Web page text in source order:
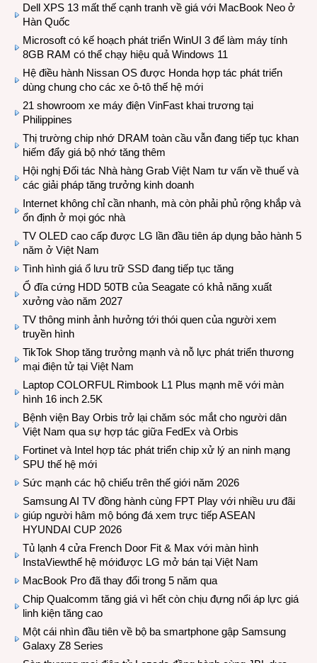
Dell XPS 13 mất thế cạnh tranh về giá với MacBook Neo ở
Hàn Quốc
Microsoft có kế hoạch phát triển WinUI 3 để làm máy tính
8GB RAM có thể chạy hiệu quả Windows 11
Hệ điều hành Nissan OS được Honda hợp tác phát triển
dùng chung cho các xe ô-tô thế hệ mới
21 showroom xe máy điện VinFast khai trương tại
Philippines
Thị trường chip nhớ DRAM toàn cầu vẫn đang tiếp tục khan
hiếm đẩy giá bộ nhớ tăng thêm
Hội nghị Đối tác Nhà hàng Grab Việt Nam tư vấn về thuế và
các giải pháp tăng trưởng kinh doanh
Internet không chỉ cần nhanh, mà còn phải phủ rộng khắp và
ổn định ở mọi góc nhà
TV OLED cao cấp được LG lần đầu tiên áp dụng bảo hành 5
năm ở Việt Nam
Tình hình giá ổ lưu trữ SSD đang tiếp tục tăng
Ổ đĩa cứng HDD 50TB của Seagate có khả năng xuất
xưởng vào năm 2027
TV thông minh ảnh hưởng tới thói quen của người xem
truyền hình
TikTok Shop tăng trưởng mạnh và nỗ lực phát triển thương
mại điện tử tại Việt Nam
Laptop COLORFUL Rimbook L1 Plus mạnh mẽ với màn
hình 16 inch 2.5K
Bệnh viện Bay Orbis trở lại chăm sóc mắt cho người dân
Việt Nam qua sự hợp tác giữa FedEx và Orbis
Fortinet và Intel hợp tác phát triển chip xử lý an ninh mạng
SPU thế hệ mới
Sức mạnh các hộ chiếu trên thế giới năm 2026
Samsung AI TV đồng hành cùng FPT Play với nhiều ưu đãi
giúp người hâm mộ bóng đá xem trực tiếp ASEAN
HYUNDAI CUP 2026
Tủ lạnh 4 cửa French Door Fit & Max với màn hình
InstaViewthế hệ mớiđược LG mở bán tại Việt Nam
MacBook Pro đã thay đổi trong 5 năm qua
Chip Qualcomm tăng giá vì hết còn chịu đựng nổi áp lực giá
linh kiện tăng cao
Một cái nhìn đầu tiên về bộ ba smartphone gập Samsung
Galaxy Z8 Series